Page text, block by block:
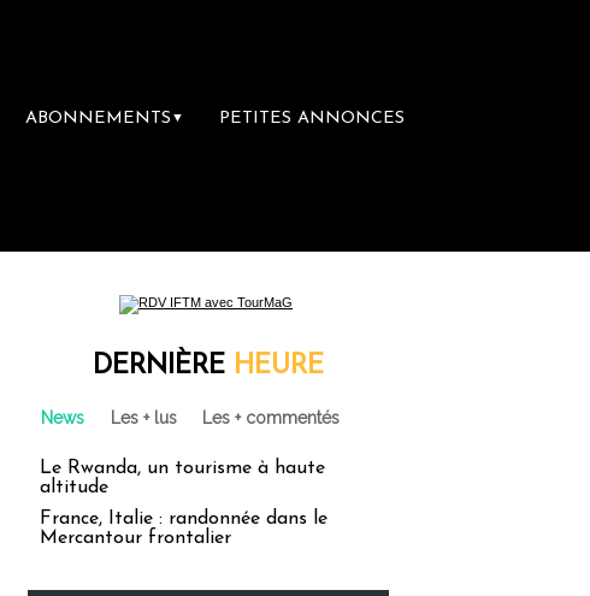
ABONNEMENTS ▼ PETITES ANNONCES
DERNIÈRE HEURE
News Les + lus Les + commentés
Le Rwanda, un tourisme à haute
altitude
France, Italie : randonnée dans le
Mercantour frontalier